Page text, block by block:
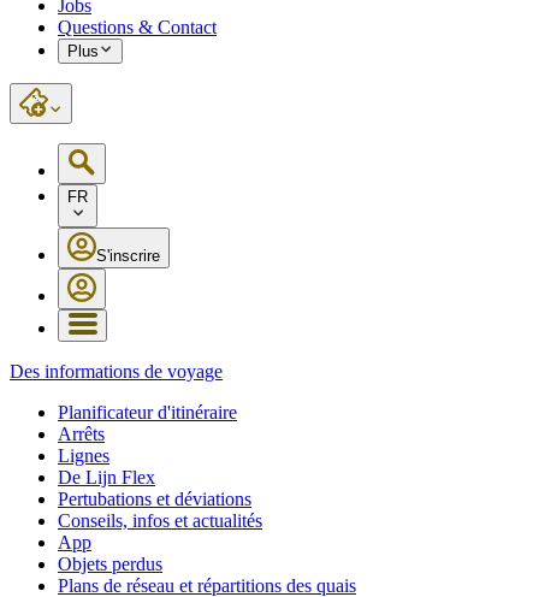
Jobs
Questions & Contact
Plus
FR
S'inscrire
Des informations de voyage
Planificateur d'itinéraire
Arrêts
Lignes
De Lijn Flex
Pertubations et déviations
Conseils, infos et actualités
App
Objets perdus
Plans de réseau et répartitions des quais